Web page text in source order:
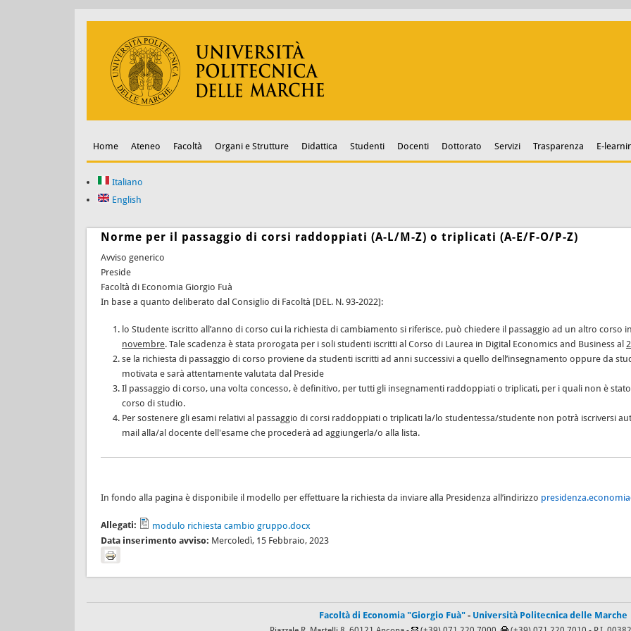
Home Ateneo Facoltà Organi e Strutture Didattica Studenti Docenti Dottorato Servizi Trasparenza E-
Italiano
English
Norme per il passaggio di corsi raddoppiati (A-L/M-Z) o triplicati (A-E/F-O/P-Z)
Avviso generico
Preside
Facoltà di Economia Giorgio Fuà
In base a quanto deliberato dal Consiglio di Facoltà [DEL. N. 93-2022]:
lo Studente iscritto all’anno di corso cui la richiesta di cambiamento si riferisce, può chiedere il passaggio ad un altro corso
novembre. Tale scadenza è stata prorogata per i soli studenti iscritti al Corso di Laurea in Digital Economics and Business al
se la richiesta di passaggio di corso proviene da studenti iscritti ad anni successivi a quello dell’insegnamento oppure da
motivata e sarà attentamente valutata dal Preside
Il passaggio di corso, una volta concesso, è definitivo, per tutti gli insegnamenti raddoppiati o triplicati, per i quali non è
corso di studio.
Per sostenere gli esami relativi al passaggio di corsi raddoppiati o triplicati la/lo studentessa/studente non potrà iscriversi
mail alla/al docente dell'esame che procederà ad aggiungerla/o alla lista.
In fondo alla pagina è disponibile il modello per effettuare la richiesta da inviare alla Presidenza all’indirizzo
Allegati:
modulo richiesta cambio gruppo.docx
Data inserimento avviso: Mercoledì, 15 Febbraio, 2023
Facoltà di Economia "Giorgio Fuà" - Università Politecnica delle Marche